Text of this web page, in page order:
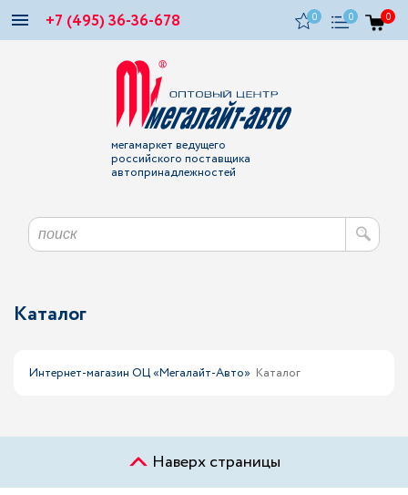
+7 (495) 36-36-678 0 0 0
мегамаркет ведущего
российского поставщика
автопринадлежностей
Каталог
Интернет-магазин ОЦ «Мегалайт-Авто» Каталог
Наверх страницы